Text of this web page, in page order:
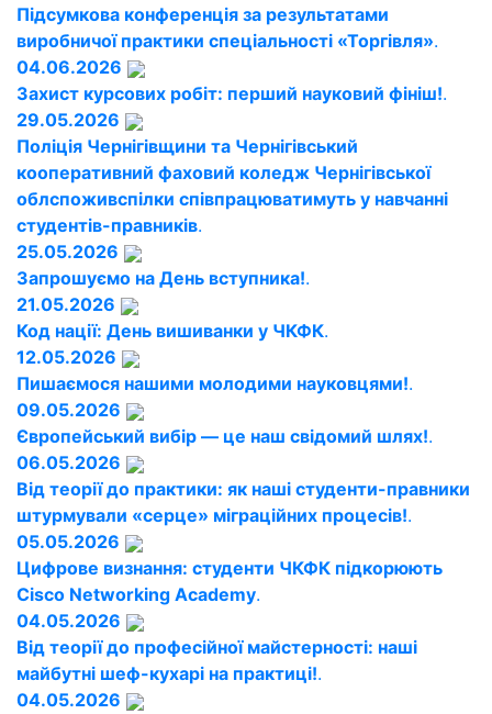
Підсумкова конференція за результатами
виробничої практики спеціальності «Торгівля».
04.06.2026
Захист курсових робіт: перший науковий фініш!.
29.05.2026
Поліція Чернігівщини та Чернігівський
кооперативний фаховий коледж Чернігівської
облспоживспілки співпрацюватимуть у навчанні
студентів-правників.
25.05.2026
Запрошуємо на День вступника!.
21.05.2026
Код нації: День вишиванки у ЧКФК.
12.05.2026
Пишаємося нашими молодими науковцями!.
09.05.2026
Європейський вибір — це наш свідомий шлях!.
06.05.2026
Від теорії до практики: як наші студенти-правники
штурмували «серце» міграційних процесів!.
05.05.2026
Цифрове визнання: студенти ЧКФК підкорюють
Cisco Networking Academy.
04.05.2026
Від теорії до професійної майстерності: наші
майбутні шеф-кухарі на практиці!.
04.05.2026